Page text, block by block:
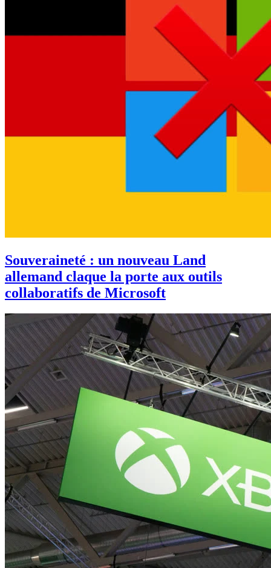
Souveraineté : un nouveau Land
allemand claque la porte aux outils
collaboratifs de Microsoft